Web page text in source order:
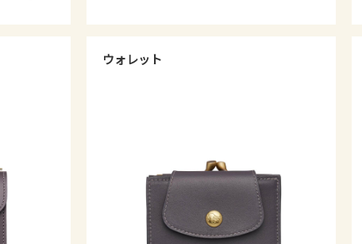
ウォレット